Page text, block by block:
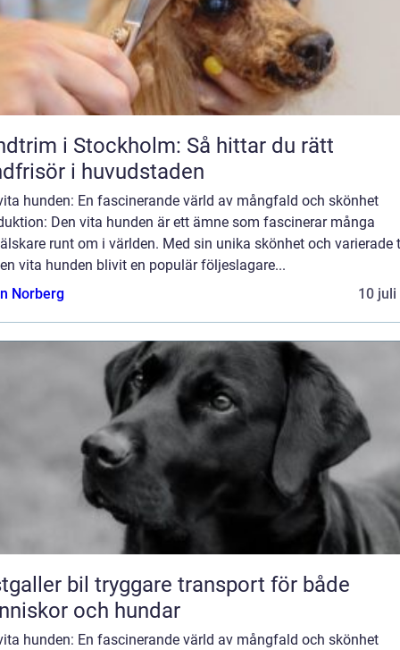
i Stockholm: Så hittar du rätt
i huvudstaden
hunden: En fascinerande värld av mångfald och skönhet
Den vita hunden är ett ämne som fascinerar många
runt om i världen. Med sin unika skönhet och varierade
vita hunden blivit en populär följeslagare...
Norberg
10 juli
tryggare transport för både
och hundar
hunden: En fascinerande värld av mångfald och skönhet